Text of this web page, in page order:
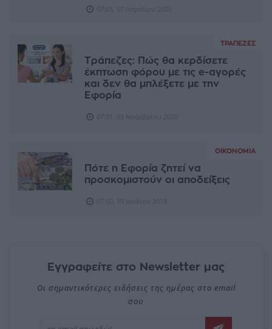
ΤΡΆΠΕΖΕΣ
Τράπεζες: Πώς θα κερδίσετε
έκπτωση φόρου με τις e-αγορές
και δεν θα μπλέξετε με την
Εφορία
ΟΙΚΟΝΟΜΊΑ
Πότε η Εφορία ζητεί να
προσκομιστούν οι αποδείξεις
Εγγραφείτε στο Newsletter μας
Οι σημαντικότερες ειδήσεις της ημέρας στο email
σου